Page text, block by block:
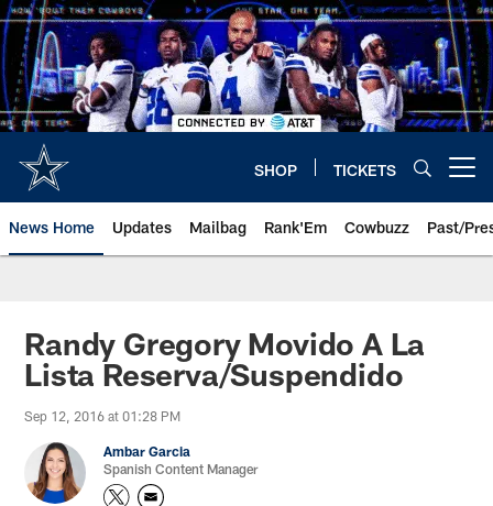
Skip
to
main
content
SHOP TICKETS
News Home Updates Mailbag Rank'Em Cowbuzz Past/
Randy Gregory Movido A La
Lista Reserva/Suspendido
Sep 12, 2016 at 01:28 PM
Ambar Garcia
Spanish Content Manager